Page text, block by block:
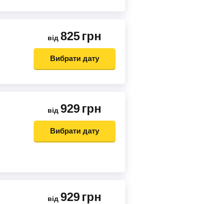
від 825грн
Вибрати дату
від 929грн
Вибрати дату
від 929грн